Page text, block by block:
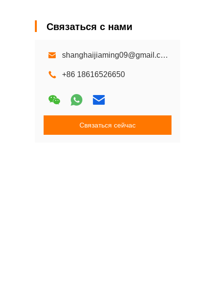
Связаться с нами
shanghaijiaming09@gmail.com
+86 18616526650
Связаться сейчас